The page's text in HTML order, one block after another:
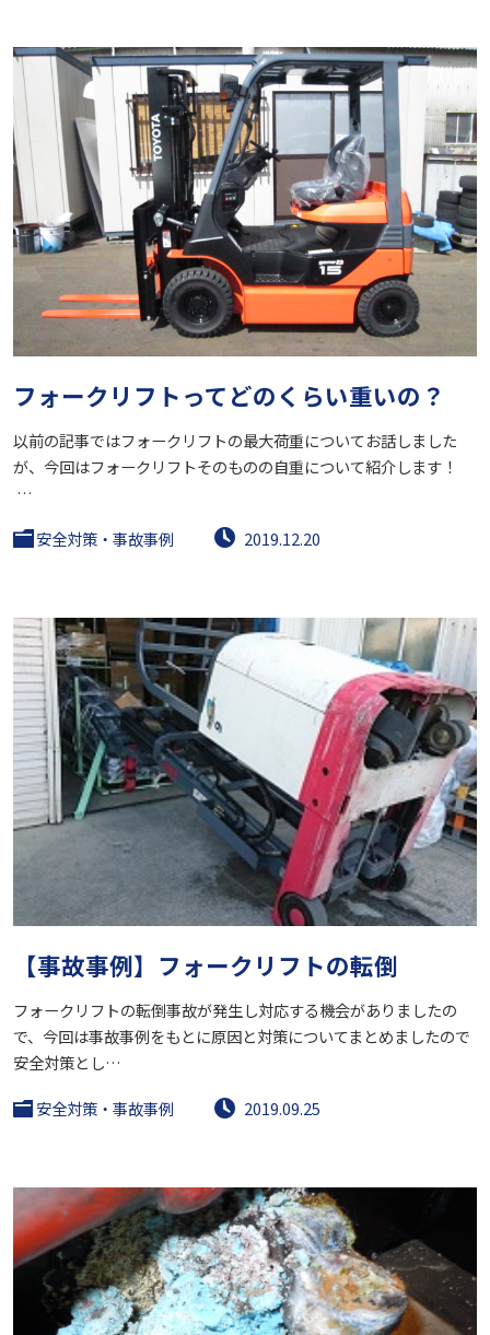
フォークリフトってどのくらい重いの？
以前の記事ではフォークリフトの最大荷重についてお話しました
が、今回はフォークリフトそのものの自重について紹介します！
…
安全対策・事故事例
2019.12.20
【事故事例】フォークリフトの転倒
フォークリフトの転倒事故が発生し対応する機会がありましたの
で、今回は事故事例をもとに原因と対策についてまとめましたので
安全対策とし…
安全対策・事故事例
2019.09.25